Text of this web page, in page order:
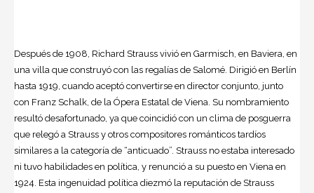
Después de 1908, Richard Strauss vivió en Garmisch, en Baviera, en
una villa que construyó con las regalías de Salomé. Dirigió en Berlín
hasta 1919, cuando aceptó convertirse en director conjunto, junto
con Franz Schalk, de la Ópera Estatal de Viena. Su nombramiento
resultó desafortunado, ya que coincidió con un clima de posguerra
que relegó a Strauss y otros compositores románticos tardíos
similares a la categoría de “anticuado”. Strauss no estaba interesado
ni tuvo habilidades en política, y renunció a su puesto en Viena en
1924. Esta ingenuidad política diezmó la reputación de Strauss